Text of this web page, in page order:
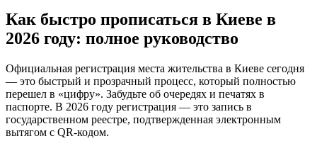
Как быстро прописаться в Киеве в
2026 году: полное руководство
Официальная регистрация места жительства в Киеве сегодня
— это быстрый и прозрачный процесс, который полностью
перешел в «цифру». Забудьте об очередях и печатях в
паспорте. В 2026 году регистрация — это запись в
государственном реестре, подтвержденная электронным
вытягом с QR-кодом.